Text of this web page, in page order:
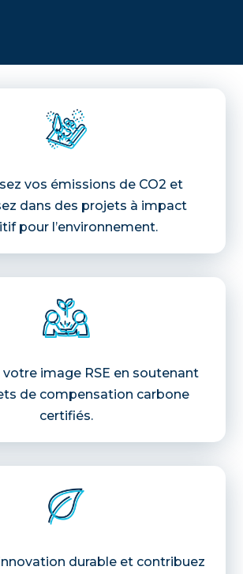
vos émissions de CO2 et
dans des projets à impact
pour l’environnement.
image RSE en soutenant
de compensation carbone
certifiés.
durable et contribuez